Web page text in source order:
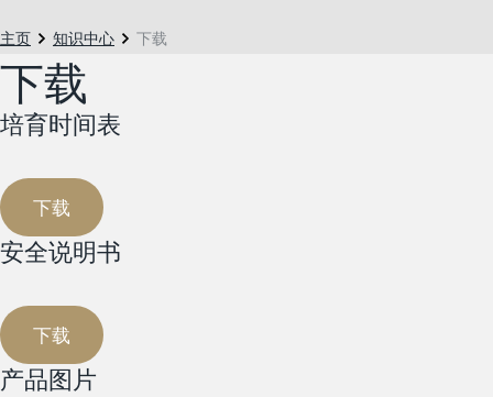
主页 知识中心 下载
下载
培育时间表
下载
安全说明书
下载
产品图片